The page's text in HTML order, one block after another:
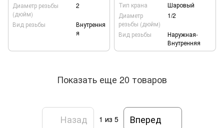
Диаметр резьбы
(дюйм)
2
Вид резьбы
Внутрення
я
Тип крана
Шаровый
Диаметр
резьбы (дюйм)
1/2
Вид резьбы
Наружная-
Внутренняя
Показать еще 20 товаров
Назад 1 из 5
Вперед